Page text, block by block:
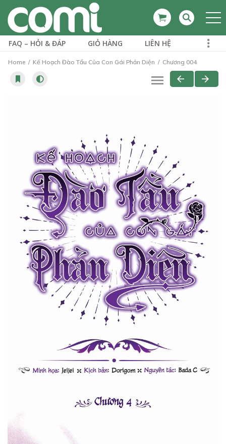
FAQ – HỎI & ĐÁP GIỎ HÀNG LIÊN HỆ
Home Kế Hoạch Đào Tẩu Của Con Gái Phản Diện Chương 004